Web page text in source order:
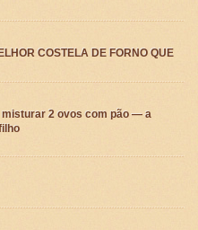
COSTELA DE FORNO QUE
2 ovos com pão — a